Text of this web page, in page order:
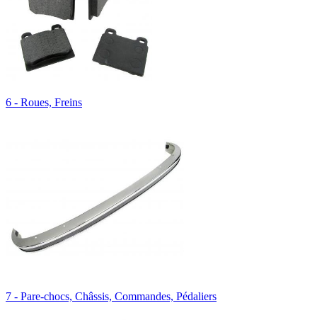
6 - Roues, Freins
7 - Pare-chocs, Châssis, Commandes, Pédaliers